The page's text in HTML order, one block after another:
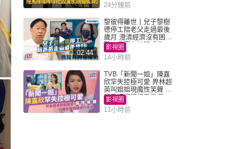
24分鐘前
02:44
黎彼得離世丨兒子黎樹
德停工陪老父走過最後
歲月 澄清經濟沒有困
難：傳聞有誇張成份
影視圈
14小時前
TVB「新聞一姐」陳嘉
欣罕失控極可愛 畀林超
英叫姐姐現魔性笑聲 自
嘲是姨姨獲網民激讚
影視圈
11小時前